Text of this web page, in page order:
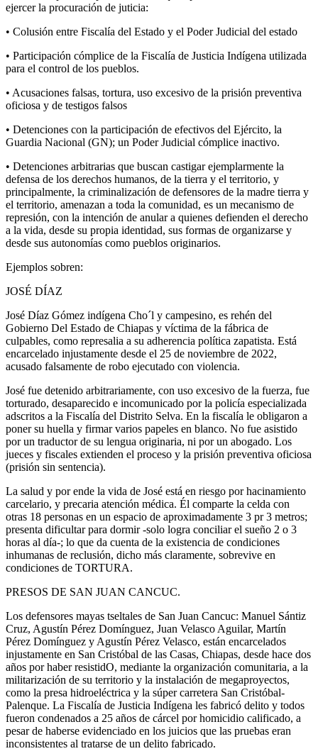
ejercer la procuración de juticia:
• Colusión entre Fiscalía del Estado y el Poder Judicial del estado
• Participación cómplice de la Fiscalía de Justicia Indígena utilizada
para el control de los pueblos.
• Acusaciones falsas, tortura, uso excesivo de la prisión preventiva
oficiosa y de testigos falsos
• Detenciones con la participación de efectivos del Ejército, la
Guardia Nacional (GN); un Poder Judicial cómplice inactivo.
• Detenciones arbitrarias que buscan castigar ejemplarmente la
defensa de los derechos humanos, de la tierra y el territorio, y
principalmente, la criminalización de defensores de la madre tierra y
el territorio, amenazan a toda la comunidad, es un mecanismo de
represión, con la intención de anular a quienes defienden el derecho
a la vida, desde su propia identidad, sus formas de organizarse y
desde sus autonomías como pueblos originarios.
Ejemplos sobren:
JOSÉ DÍAZ
José Díaz Gómez indígena Cho´l y campesino, es rehén del
Gobierno Del Estado de Chiapas y víctima de la fábrica de
culpables, como represalia a su adherencia política zapatista. Está
encarcelado injustamente desde el 25 de noviembre de 2022,
acusado falsamente de robo ejecutado con violencia.
José fue detenido arbitrariamente, con uso excesivo de la fuerza, fue
torturado, desaparecido e incomunicado por la policía especializada
adscritos a la Fiscalía del Distrito Selva. En la fiscalía le obligaron a
poner su huella y firmar varios papeles en blanco. No fue asistido
por un traductor de su lengua originaria, ni por un abogado. Los
jueces y fiscales extienden el proceso y la prisión preventiva oficiosa
(prisión sin sentencia).
La salud y por ende la vida de José está en riesgo por hacinamiento
carcelario, y precaria atención médica. Él comparte la celda con
otras 18 personas en un espacio de aproximadamente 3 pr 3 metros;
presenta dificultar para dormir -solo logra conciliar el sueño 2 o 3
horas al día-; lo que da cuenta de la existencia de condiciones
inhumanas de reclusión, dicho más claramente, sobrevive en
condiciones de TORTURA.
PRESOS DE SAN JUAN CANCUC.
Los defensores mayas tseltales de San Juan Cancuc: Manuel Sántiz
Cruz, Agustín Pérez Domínguez, Juan Velasco Aguilar, Martín
Pérez Domínguez y Agustín Pérez Velasco, están encarcelados
injustamente en San Cristóbal de las Casas, Chiapas, desde hace dos
años por haber resistidO, mediante la organización comunitaria, a la
militarización de su territorio y la instalación de megaproyectos,
como la presa hidroeléctrica y la súper carretera San Cristóbal-
Palenque. La Fiscalía de Justicia Indígena les fabricó delito y todos
fueron condenados a 25 años de cárcel por homicidio calificado, a
pesar de haberse evidenciado en los juicios que las pruebas eran
inconsistentes al tratarse de un delito fabricado.